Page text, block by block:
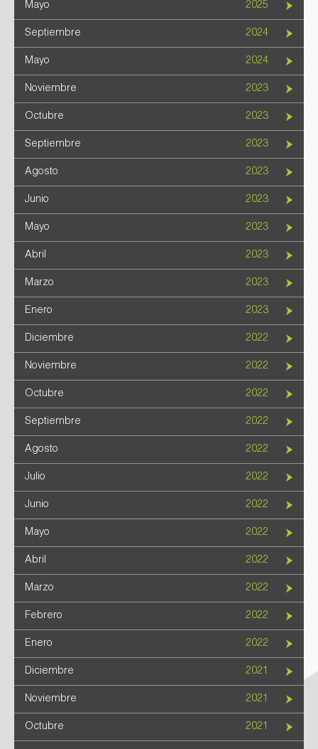
Mayo 2025
Septiembre 2024
Mayo 2024
Noviembre 2023
Octubre 2023
Septiembre 2023
Agosto 2023
Junio 2023
Mayo 2023
Abril 2023
Marzo 2023
Enero 2023
Diciembre 2022
Noviembre 2022
Octubre 2022
Septiembre 2022
Agosto 2022
Julio 2022
Junio 2022
Mayo 2022
Abril 2022
Marzo 2022
Febrero 2022
Enero 2022
Diciembre 2021
Noviembre 2021
Octubre 2021